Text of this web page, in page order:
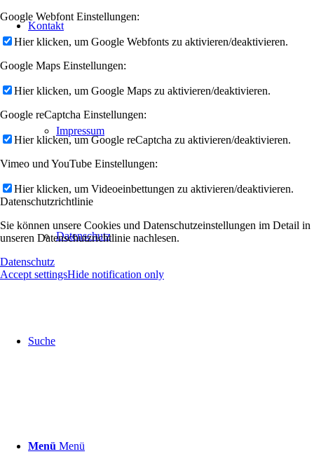
Kontakt
Impressum
Datenschutz
Suche
Menü Menü
Google Webfont Einstellungen:
Hier klicken, um Google Webfonts zu aktivieren/deaktivieren.
Google Maps Einstellungen:
Hier klicken, um Google Maps zu aktivieren/deaktivieren.
Google reCaptcha Einstellungen:
Hier klicken, um Google reCaptcha zu aktivieren/deaktivieren.
Vimeo und YouTube Einstellungen:
Hier klicken, um Videoeinbettungen zu aktivieren/deaktivieren.
Datenschutzrichtlinie
Sie können unsere Cookies und Datenschutzeinstellungen im Detail in
unseren Datenschutzrichtlinie nachlesen.
Datenschutz
Accept settingsHide notification only